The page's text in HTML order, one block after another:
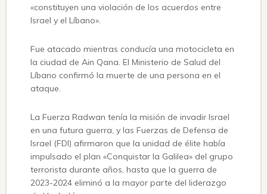
«constituyen una violación de los acuerdos entre
Israel y el Líbano».
Fue atacado mientras conducía una motocicleta en
la ciudad de Ain Qana. El Ministerio de Salud del
Líbano confirmó la muerte de una persona en el
ataque.
La Fuerza Radwan tenía la misión de invadir Israel
en una futura guerra, y las Fuerzas de Defensa de
Israel (FDI) afirmaron que la unidad de élite había
impulsado el plan «Conquistar la Galilea» del grupo
terrorista durante años, hasta que la guerra de
2023-2024 eliminó a la mayor parte del liderazgo